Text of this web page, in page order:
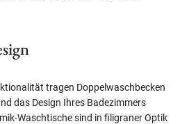
tragen Doppelwaschbecken
das Design Ihres Badezimmers
Waschtische sind in filigraner Optik